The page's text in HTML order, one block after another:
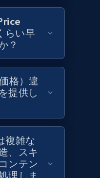
name, Price,
Description, and
by category url
らい早
？
格）違
提供し
複雑な
、スキ
ンテン
理しま